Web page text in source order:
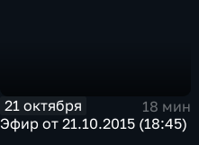
21 октября
18 мин
Эфир от 21.10.2015 (18:45)